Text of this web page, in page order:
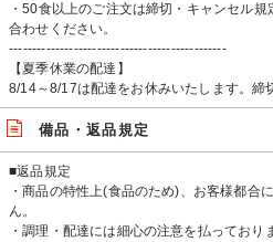
・50食以上のご注文は締切・キャンセル
合わせください。
-----------------------------------------------
【夏季休業の配達】
8/14～8/17は配達をお休みいたします。締
備品・返品規定
■返品規定
・商品の特性上(食品のため)、お客様都合
ん。
・調理・配達には細心の注意を払ってお